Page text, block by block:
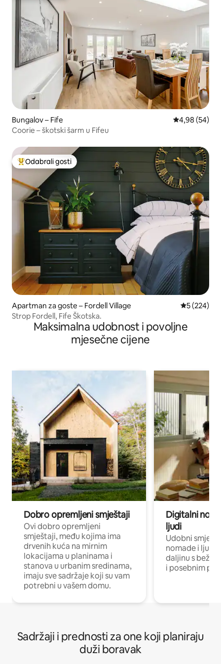
Bungalov – Fife Prosječna
4,98 (54)
Coorie – škotski šarm u Fifeu
Među najviše rangiranima s oznakom „Odabrali gosti”
Odabrali gosti
Apartman za goste – Fordell Village Prosječna
5 (224)
Strop Fordell, Fife Škotska.
Maksimalna udobnost i povoljne
mjesečne cijene
Dobro opremljeni smještaji
Ovi dobro opremljeni
smještaji, među kojima ima
drvenih kuća na mirnim
lokacijama u planinama i
stanova u urbanim sredinama,
imaju sve sadržaje koji su vam
potrebni u vašem domu.
Digitalni
ljudi
Udobni
nomade i ljude
daljinu s
i posebnim
Sadržaji i prednosti za one koji planiraju
duži boravak